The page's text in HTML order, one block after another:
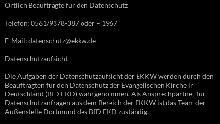
Örtlich Beauftragte für den Datenschutz
Telefon: 0561/9378-387 oder – 1967
E-Mail: datenschutz@ekkw.de
Datenschutzaufsicht
Die Aufgaben der Datenschutzaufsicht der EKKW werden durch den
Beauftragten für den Datenschutz der Evangelischen Kirche in
Deutschland (BfD EKD) wahrgenommen. Als Ansprechpartner für
Datenschutzanfragen aus dem Bereich der EKKW ist das Team der
Außenstelle Dortmund des BfD EKD zuständig.